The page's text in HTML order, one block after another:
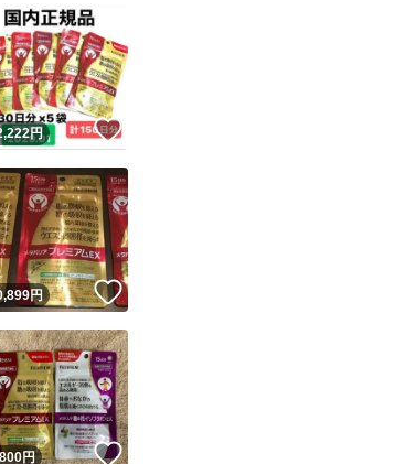
ユーザーの実績について
準を満たしたユーザーにバッジを付与しています
フリマの基準をクリアした安心・安全なユーザーです
商品の情報をコピーします
禁止されています
！円
！円 いいね！
！
円 いいね！